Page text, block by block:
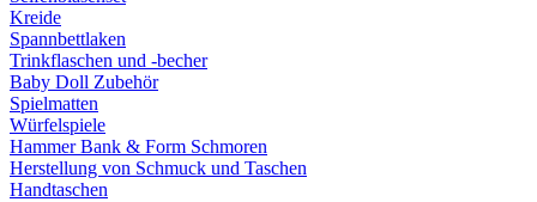
Kreide
Spannbettlaken
Trinkflaschen und -becher
Baby Doll Zubehör
Spielmatten
Würfelspiele
Hammer Bank & Form Schmoren
Herstellung von Schmuck und Taschen
Handtaschen